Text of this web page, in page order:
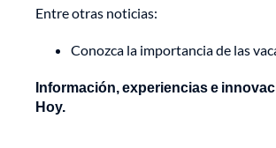
Entre otras noticias:
Conozca la importancia de las
Información, experiencias e
Hoy.